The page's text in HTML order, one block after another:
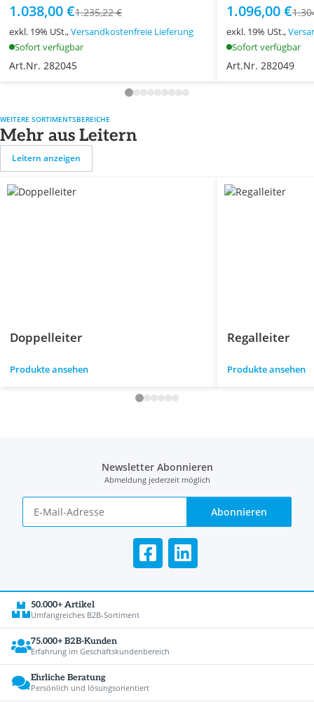
1.038,00 €1.235,22 €
exkl. 19% USt.,Versandkostenfreie Lieferung
Sofort verfügbar
Art.Nr. 282045
1.096,00 €
exkl. 19% USt.,
Sofort verfügbar
Art.Nr. 282049
WEITERE SORTIMENTSBEREICHE
Mehr aus Leitern
Leitern anzeigen
Doppelleiter
Produkte ansehen
Regalleiter
Produkte ansehen
Newsletter Abonnieren
Abmeldung jederzeit möglich
Abonnieren
50.000+ Artikel
Umfangreiches B2B-Sortiment
75.000+ B2B-Kunden
Erfahrung im Geschäftskundenbereich
Ehrliche Beratung
Persönlich und lösungsorientiert